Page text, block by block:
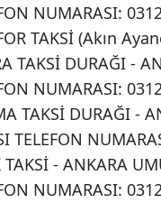
NUMARASI:
TAKSİ (Akın
TAKSİ DURAĞI -
NUMARASI:
TAKSİ DURAĞI -
TELEFON
TAKSİ - ANKARA
NUMARASI: